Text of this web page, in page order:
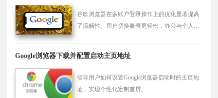
谷歌浏览器在多账户登录操作上的优化显著提高
了流畅性。用户切换账号更轻松，办公与个人使
Google浏览器下载并配置启动主页地址
指导用户如何设置Google浏览器启动时的主页地
址，实现个性化定制首屏。